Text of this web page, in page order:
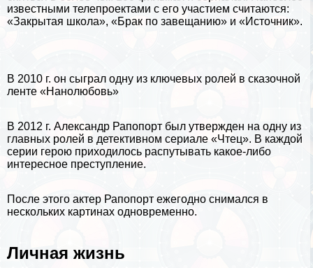
известными телепроектами с его участием считаются:
«Закрытая школа», «Бpaк по завещанию» и «Источник».
В 2010 г. он сыграл одну из ключевых ролей в сказочной
ленте «Нанолюбовь»
В 2012 г. Александр Рапопорт был утвержден на одну из
главных ролей в детективном сериале «Чтец». В каждой
серии герою приходилось распутывать какое-либо
интересное преступление.
После этого актер Рапопорт ежегодно снимался в
нескольких картинах одновременно.
Личная жизнь